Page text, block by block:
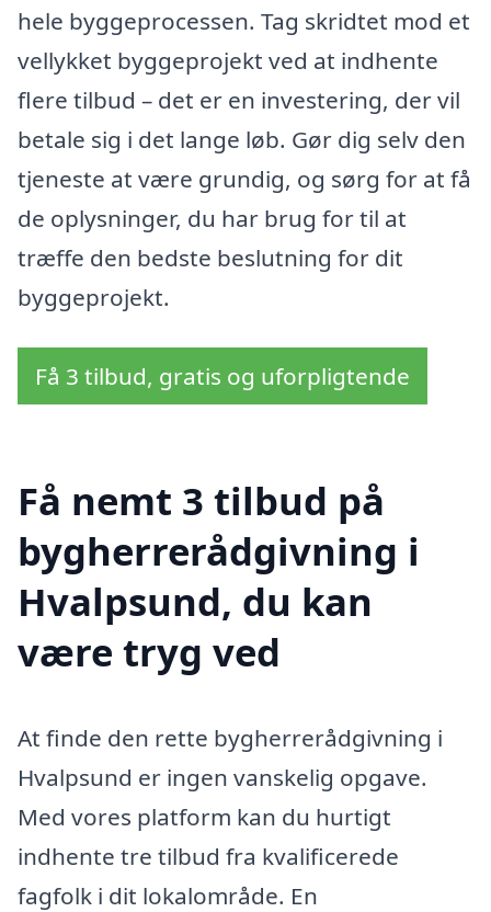
hele byggeprocessen. Tag skridtet mod et
vellykket byggeprojekt ved at indhente
flere tilbud – det er en investering, der vil
betale sig i det lange løb. Gør dig selv den
tjeneste at være grundig, og sørg for at få
de oplysninger, du har brug for til at
træffe den bedste beslutning for dit
byggeprojekt.
Få 3 tilbud, gratis og uforpligtende
Få nemt 3 tilbud på
bygherrerådgivning i
Hvalpsund, du kan
være tryg ved
At finde den rette bygherrerådgivning i
Hvalpsund er ingen vanskelig opgave.
Med vores platform kan du hurtigt
indhente tre tilbud fra kvalificerede
fagfolk i dit lokalområde. En